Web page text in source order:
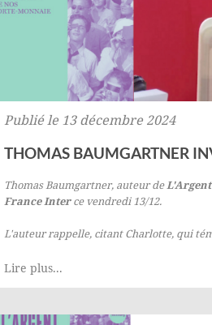
Publié le 13 décembre 2024
THOMAS BAUMGARTNER
Thomas Baumgartner, auteur deL'Argent
France Interce vendredi 13/12.
L'auteur rappelle, citant Charlotte, qui
Lire plus...